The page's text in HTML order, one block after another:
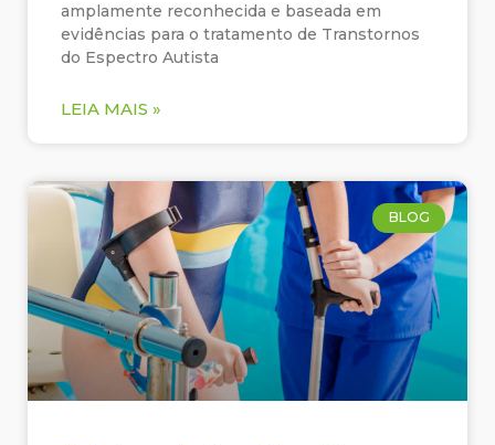
amplamente reconhecida e baseada em
evidências para o tratamento de Transtornos
do Espectro Autista
LEIA MAIS »
BLOG